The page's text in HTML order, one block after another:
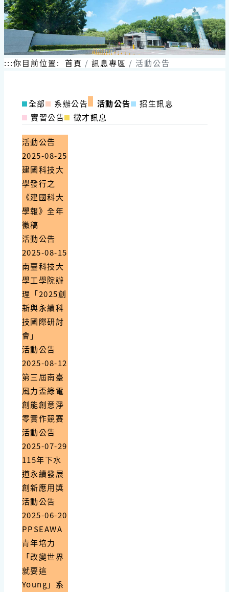
:::你目前位置: 首頁 訊息專區 活動公告
全部 系辦公告 活動公告
招生訊息
實習公告
徵才訊息
活動公告
2025-08-25
建國科技大
學發行之
《建國科大
學報》全年
徵稿
活動公告
2025-08-15
南臺科技大
學工學院辦
理「2025創
新與永續科
技國際研討
會」
活動公告
2025-08-12
第三屆南臺
風力盃綠電
創能創意淨
零實作競賽
活動公告
2025-07-29
115年下水
道永續發展
創新應用獎
活動公告
2025-06-20
PPSEAWA
青年培力
「改變世界
就要這
Young」系